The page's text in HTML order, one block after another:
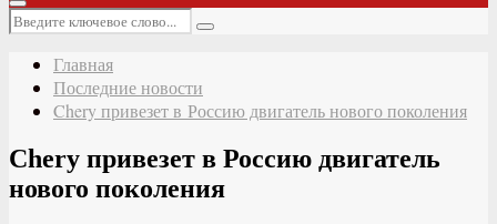
Основное
меню
Искать:
Поиск
Главная
Последние новости
Chery привезет в Россию двигатель нового поколения
Chery привезет в Россию двигатель
нового поколения